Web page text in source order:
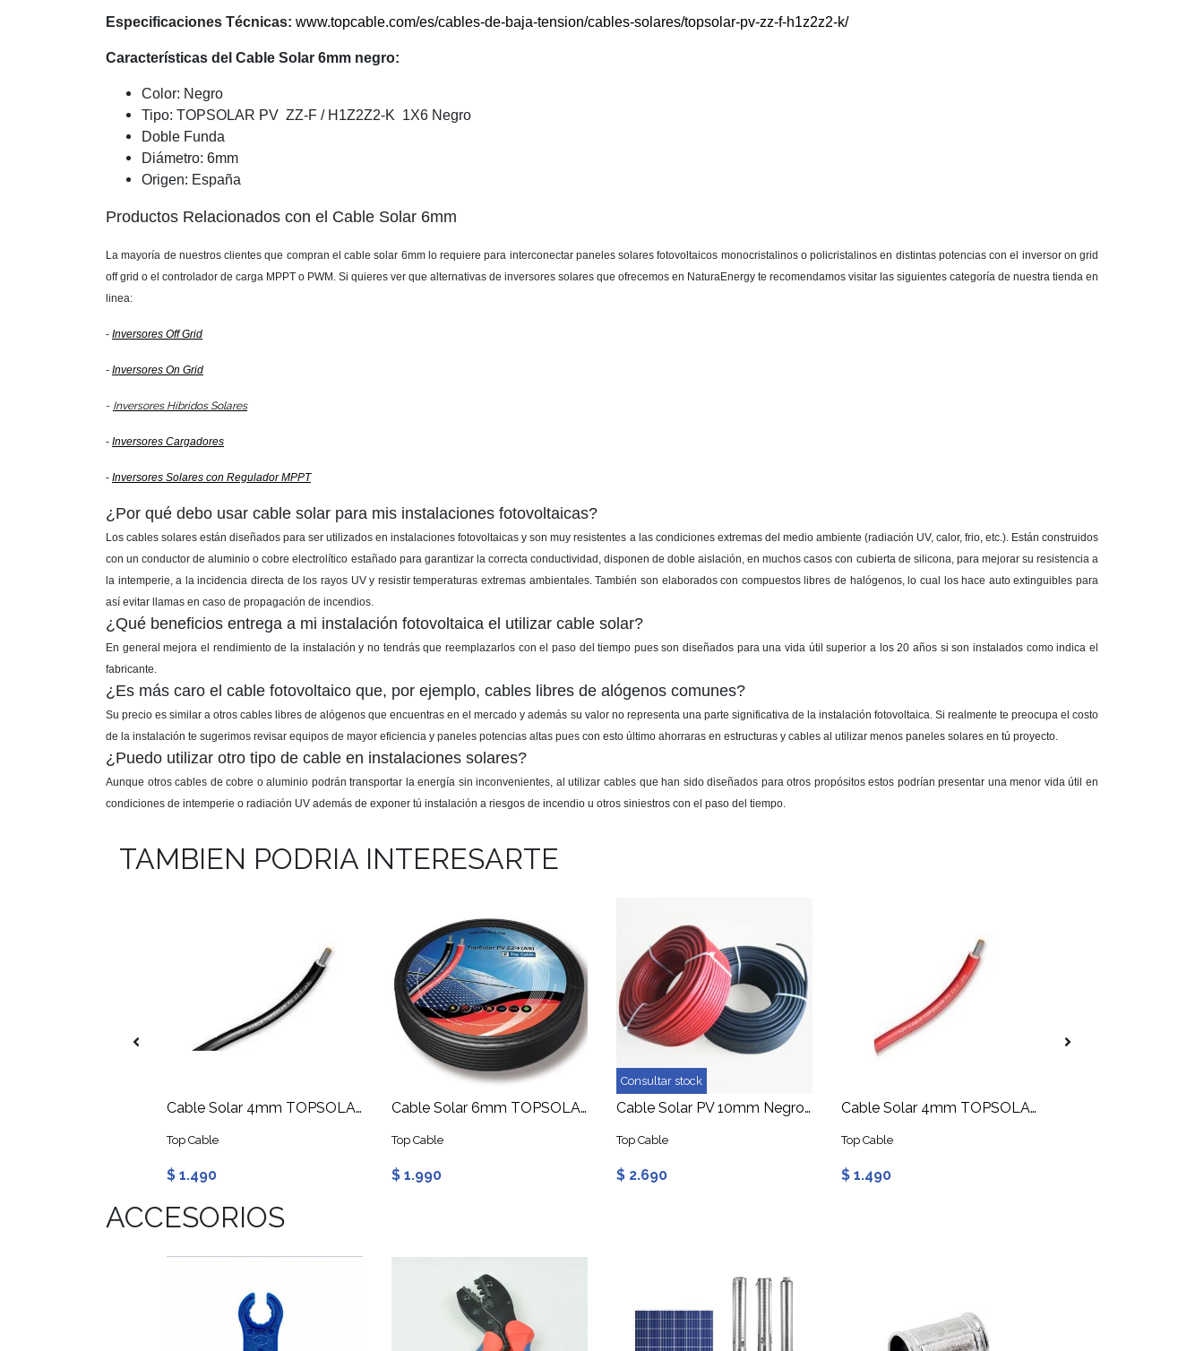
Especificaciones Técnicas: www.topcable.com/es/cables-de-baja-tension/cables-solares/topsolar-pv-zz-f-h1z2z2-k/
Características del Cable Solar 6mm negro:
Color: Negro
Tipo: TOPSOLAR PV ZZ-F / H1Z2Z2-K 1X6 Negro
Doble Funda
Diámetro: 6mm
Origen: España
Productos Relacionados con el Cable Solar 6mm
La mayoría de nuestros clientes que compran el cable solar 6mm lo requiere para interconectar paneles solares fotovoltaicos monocristalinos o policristalinos en distintas potencias con el inversor on grid
off grid o el controlador de carga MPPT o PWM. Si quieres ver que alternativas de inversores solares que ofrecemos en NaturaEnergy te recomendamos visitar las siguientes categoría de nuestra tienda en
linea:
- Inversores Off Grid
- Inversores On Grid
- Inversores Híbridos Solares
- Inversores Cargadores
- Inversores Solares con Regulador MPPT
¿Por qué debo usar cable solar para mis instalaciones fotovoltaicas?
Los cables solares están diseñados para ser utilizados en instalaciones fotovoltaicas y son muy resistentes a las condiciones extremas del medio ambiente (radiación UV, calor, frio, etc.). Están construidos
con un conductor de aluminio o cobre electrolítico estañado para garantizar la correcta conductividad, disponen de doble aislación, en muchos casos con cubierta de silicona, para mejorar su resistencia a
la intemperie, a la incidencia directa de los rayos UV y resistir temperaturas extremas ambientales. También son elaborados con compuestos libres de halógenos, lo cual los hace auto extinguibles para
así evitar llamas en caso de propagación de incendios.
¿Qué beneficios entrega a mi instalación fotovoltaica el utilizar cable solar?
En general mejora el rendimiento de la instalación y no tendrás que reemplazarlos con el paso del tiempo pues son diseñados para una vida útil superior a los 20 años si son instalados como indica el
fabricante.
¿Es más caro el cable fotovoltaico que, por ejemplo, cables libres de alógenos comunes?
Su precio es similar a otros cables libres de alógenos que encuentras en el mercado y además su valor no representa una parte significativa de la instalación fotovoltaica. Si realmente te preocupa el costo
de la instalación te sugerimos revisar equipos de mayor eficiencia y paneles potencias altas pues con esto último ahorraras en estructuras y cables al utilizar menos paneles solares en tú proyecto.
¿Puedo utilizar otro tipo de cable en instalaciones solares?
Aunque otros cables de cobre o aluminio podrán transportar la energía sin inconvenientes, al utilizar cables que han sido diseñados para otros propósitos estos podrían presentar una menor vida útil en
condiciones de intemperie o radiación UV además de exponer tú instalación a riesgos de incendio u otros siniestros con el paso del tiempo.
TAMBIEN PODRIA INTERESARTE
Cable Solar 4mm TOPSOLAR ZZ-F Negro
Top Cable
$ 1.490
Cable Solar 6mm TOPSOLAR ZZ-F Negro
Top Cable
$ 1.990
Consultar stock
Cable Solar PV 10mm Negro (Metro lineal)
Top Cable
$ 2.690
Cable Solar 4mm TOPSOLAR ZZ-F Rojo
Top Cable
$ 1.490
ACCESORIOS